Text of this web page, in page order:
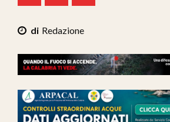
Mix Zone
Redazione